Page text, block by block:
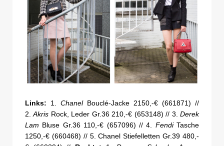
Links: 1. ChanelBouclé-Jacke 2150,-€ (661871) //
2.Akris Rock, Leder Gr.36 210,-€ (653148) // 3.Derek
Lam Bluse Gr.36 110,-€ (657096) // 4. FendiTasche
1250,-€ (660468) // 5. Chanel Stiefelletten Gr.39 480,-